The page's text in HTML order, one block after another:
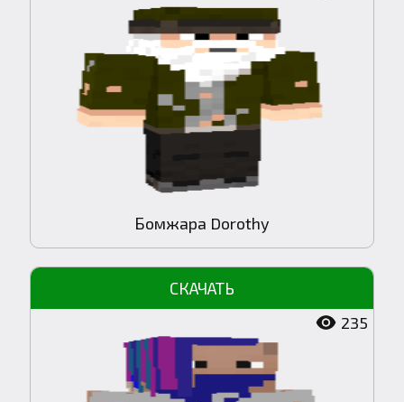
Бомжара Dorothy
235